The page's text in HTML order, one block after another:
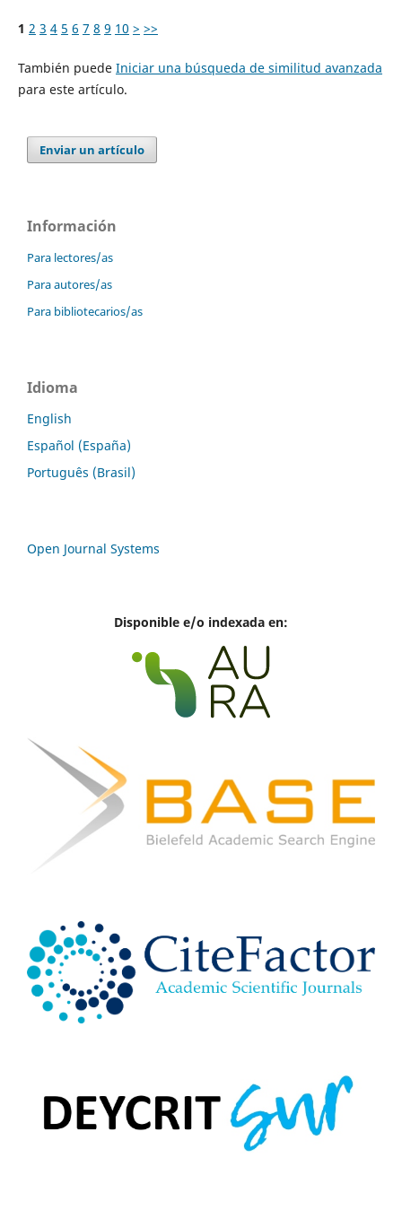
1 2 3 4 5 6 7 8 9 10 > >>
También puede Iniciar una búsqueda de similitud avanzada
para este artículo.
Enviar un artículo
Información
Para lectores/as
Para autores/as
Para bibliotecarios/as
Idioma
English
Español (España)
Português (Brasil)
Open Journal Systems
Disponible e/o indexada en: